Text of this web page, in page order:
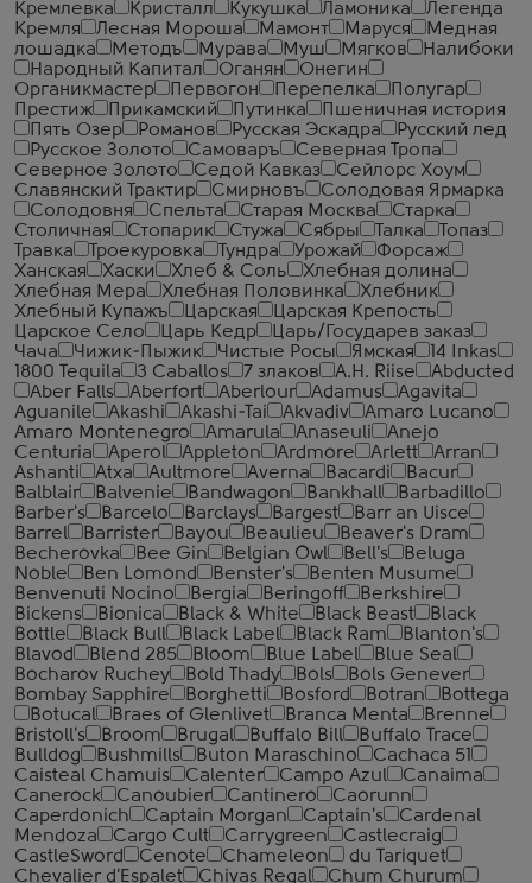
Кремлевка Кристалл Кукушка Ламоника
Легенда
Кремля
Лесная Мороша Мамонт Маруся
Медная
лошадка
Методъ Мурава Муш Мягков
Налибоки
Народный Капитал
Оганян
Онегин
Органикмастер
Первогон Перепелка
Полугар
Престиж
Прикамский Путинка
Пшеничная история
Пять Озер
Романов Русская Эскадра
Русский лед
Русское Золото
Самоваръ
Северная Тропа
Северное Золото
Седой Кавказ
Сейлорс Хоум
Славянский Трактир
Смирновъ
Солодовая Ярмарка
Солодовня
Спельта Старая Москва
Старка
Столичная
Стопарик Стужа Сябры Талка
Топаз
Травка
Троекуровка Тундра Урожай
Форсаж
Ханская
Хаски Хлеб & Соль
Хлебная долина
Хлебная Мера
Хлебная Половинка
Хлебник
Хлебный Купажъ
Царская
Царская Крепость
Царское Село
Царь Кедр
Царь/Государев заказ
Чача
Чижик-Пыжик Чистые Росы Ямская
14 Inkas
1800 Tequila
3 Caballos 7 злаков A.H. Riise
Abducted
Aber Falls
Aberfort Aberlour Adamus
Agavita
Aguanile
Akashi Akashi-Tai Akvadiv
Amaro Lucano
Amaro Montenegro
Amarula Anaseuli
Anejo
Centuria
Aperol Appleton Ardmore Arlett
Arran
Ashanti
Atxa Aultmore Averna Bacardi
Bacur
Balblair
Balvenie Bandwagon Bankhall
Barbadillo
Barber's
Barcelo Barclays Bargest
Barr an Uisce
Barrel
Barrister Bayou Beaulieu
Beaver's Dram
Becherovka
Bee Gin Belgian Owl Bell's
Beluga
Noble
Ben Lomond Benster's
Benten Musume
Benvenuti Nocino
Bergia Beringoff
Berkshire
Bickens
Bionica Black & White Black Beast
Black
Bottle
Black Bull Black Label Black Ram
Blanton's
Blavod
Blend 285 Bloom Blue Label
Blue Seal
Bocharov Ruchey
Bold Thady Bols
Bols Genever
Bombay Sapphire
Borghetti Bosford Botran
Bottega
Botucal
Braes of Glenlivet Branca Menta
Brenne
Bristoll's
Broom Brugal Buffalo Bill
Buffalo Trace
Bulldog
Bushmills Buton Maraschino
Cachaca 51
Caisteal Chamuis
Calenter Campo Azul
Canaima
Canerock
Canoubier Cantinero
Caorunn
Caperdonich
Captain Morgan Captain's
Cardenal
Mendoza
Cargo Cult Carrygreen
Castlecraig
CastleSword
Cenote Chameleon
du Tariquet
Chevalier d'Espalet
Chivas Regal
Chum Churum